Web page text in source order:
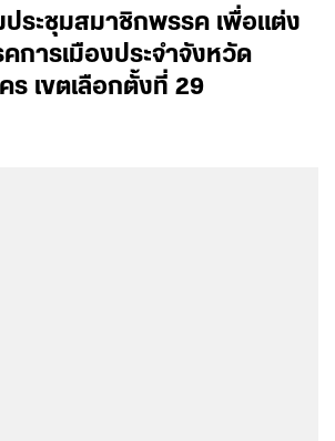
ประชุมสมาชิกพรรค เพื่อแต่ง
การเมืองประจำจังหวัด
ร เขตเลือกตั้งที่ 29